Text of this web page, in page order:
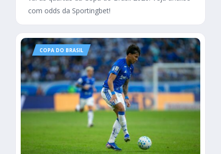
com odds da Sportingbet!
COPA DO BRASIL